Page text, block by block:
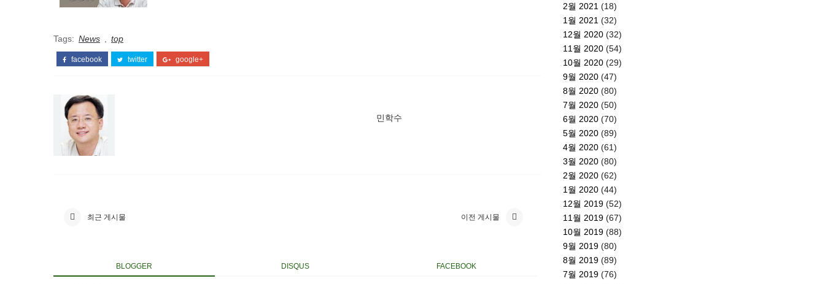
Tags: News top
facebook twitter google+
민학수
최근 게시물 이전 게시물
BLOGGER DISQUS FACEBOOK
2월 2021 (18)
1월 2021 (32)
12월 2020 (32)
11월 2020 (54)
10월 2020 (29)
9월 2020 (47)
8월 2020 (80)
7월 2020 (50)
6월 2020 (70)
5월 2020 (89)
4월 2020 (61)
3월 2020 (80)
2월 2020 (62)
1월 2020 (44)
12월 2019 (52)
11월 2019 (67)
10월 2019 (88)
9월 2019 (80)
8월 2019 (89)
7월 2019 (76)